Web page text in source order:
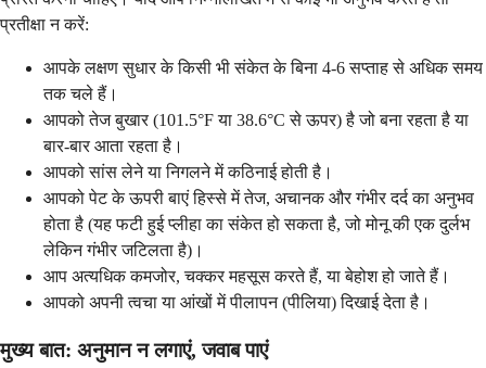
प्रतीक्षा न करें:
आपके लक्षण सुधार के किसी भी संकेत के बिना 4-6 सप्ताह से अधिक समय
तक चले हैं।
आपको तेज बुखार (101.5°F या 38.6°C से ऊपर) है जो बना रहता है या
बार-बार आता रहता है।
आपको सांस लेने या निगलने में कठिनाई होती है।
आपको पेट के ऊपरी बाएं हिस्से में तेज, अचानक और गंभीर दर्द का अनुभव
होता है (यह फटी हुई प्लीहा का संकेत हो सकता है, जो मोनू की एक दुर्लभ
लेकिन गंभीर जटिलता है)।
आप अत्यधिक कमजोर, चक्कर महसूस करते हैं, या बेहोश हो जाते हैं।
आपको अपनी त्वचा या आंखों में पीलापन (पीलिया) दिखाई देता है।
मुख्य बात: अनुमान न लगाएं, जवाब पाएं